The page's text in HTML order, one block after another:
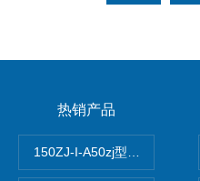
热销产品
150ZJ-I-A50zj型花季传媒